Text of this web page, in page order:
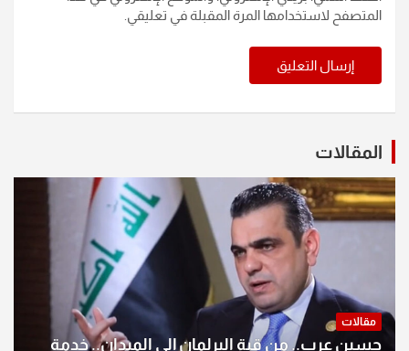
المتصفح لاستخدامها المرة المقبلة في تعليقي.
المقالات
مقالات
حسين عرب.. من قبة البرلمان إلى الميدان.. خدمة